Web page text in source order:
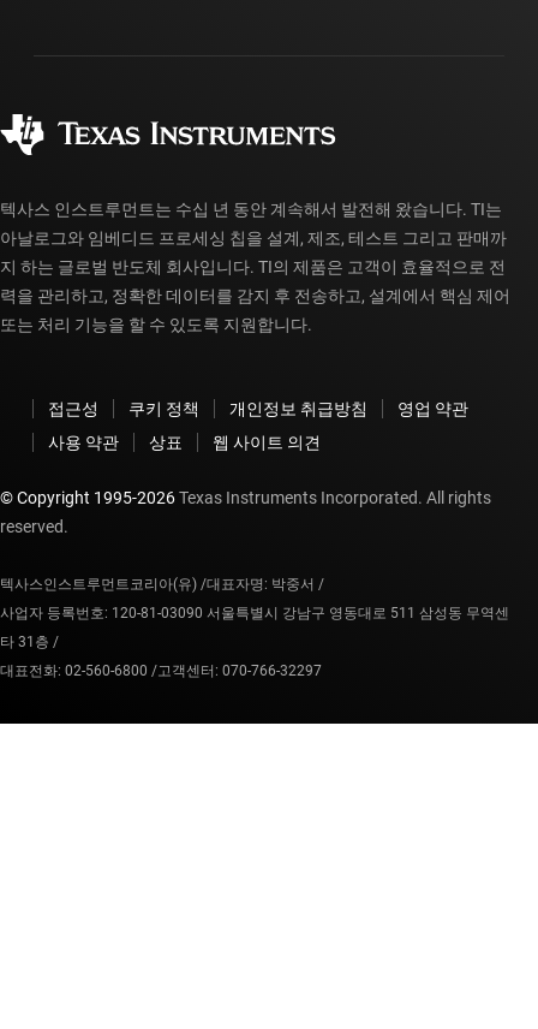
myTI 계정 FAQ
주문 FAQ
텍사스 인스트루먼트는 수십 년 동안 계속해서 발전해 왔습니다. TI는
아날로그와 임베디드 프로세싱 칩을 설계, 제조, 테스트 그리고 판매까
지 하는 글로벌 반도체 회사입니다. TI의 제품은 고객이 효율적으로 전
력을 관리하고, 정확한 데이터를 감지 후 전송하고, 설계에서 핵심 제어
또는 처리 기능을 할 수 있도록 지원합니다.
접근성 쿠키 정책 개인정보 취급방침
영업 약관
사용 약관
상표 웹 사이트 의견
© Copyright 1995-2026Texas Instruments Incorporated. All rights
reserved.
텍사스인스트루먼트코리아(유) /대표자명: 박중서 /
사업자 등록번호: 120-81-03090 서울특별시 강남구 영동대로 511 삼성동 무역센
타 31층 /
대표전화: 02-560-6800 /고객센터: 070-766-32297